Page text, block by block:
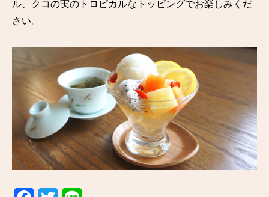
ル、クコの実のトロピカルなトッピングでお楽しみくだ
さい。